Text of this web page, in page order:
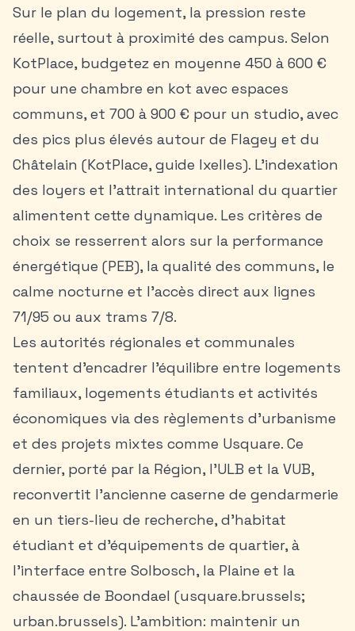
Sur le plan du logement, la pression reste
réelle, surtout à proximité des campus. Selon
KotPlace, budgetez en moyenne 450 à 600 €
pour une chambre en kot avec espaces
communs, et 700 à 900 € pour un studio, avec
des pics plus élevés autour de Flagey et du
Châtelain (KotPlace, guide Ixelles). L’indexation
des loyers et l’attrait international du quartier
alimentent cette dynamique. Les critères de
choix se resserrent alors sur la performance
énergétique (PEB), la qualité des communs, le
calme nocturne et l’accès direct aux lignes
71/95 ou aux trams 7/8.
Les autorités régionales et communales
tentent d’encadrer l’équilibre entre logements
familiaux, logements étudiants et activités
économiques via des règlements d’urbanisme
et des projets mixtes comme Usquare. Ce
dernier, porté par la Région, l’ULB et la VUB,
reconvertit l’ancienne caserne de gendarmerie
en un tiers-lieu de recherche, d’habitat
étudiant et d’équipements de quartier, à
l’interface entre Solbosch, la Plaine et la
chaussée de Boondael (usquare.brussels;
urban.brussels). L’ambition: maintenir un